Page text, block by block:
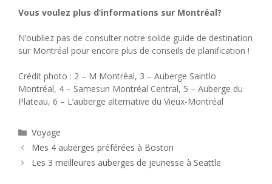
Vous voulez plus d’informations sur Montréal?
N’oubliez pas de consulter notre solide guide de destination
sur Montréal pour encore plus de conseils de planification !
Crédit photo : 2 – M Montréal, 3 – Auberge Saintlo
Montréal, 4 – Samesun Montréal Central, 5 – Auberge du
Plateau, 6 – L’auberge alternative du Vieux-Montréal
Catégories
Voyage
Mes 4 auberges préférées à Boston
Les 3 meilleures auberges de jeunesse à Seattle